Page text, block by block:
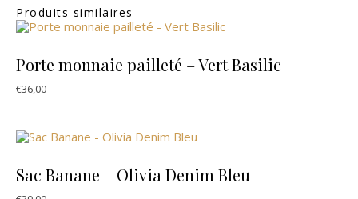
Produits similaires
Porte monnaie pailleté – Vert Basilic
€36,00
Sac Banane – Olivia Denim Bleu